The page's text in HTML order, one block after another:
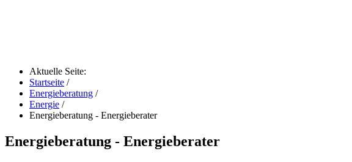
Aktuelle Seite:
Startseite /
Energieberatung /
Energie /
Energieberatung - Energieberater
Energieberatung - Energieberater